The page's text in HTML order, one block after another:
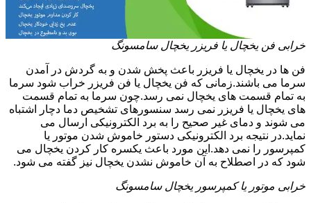
خرابی فن یخچال یا فریزر یخچال سامسونگ
فن ها در یخچال یا فریزر باعث پخش شدن و به گردش در آمدن
سرما می باشند.زمانی که فن یخچال یا فن فریزر خراب شود سرما
به تمام قسمت های یخچال نمی رسد.چون سرما به تمام قسمت
های یخچال یا فریزر نمی رسد سنسورهای تشخیص دما دچار اشتباه
می شوند و دمای غیر صحیح را به برد الکترونیکی ارسال می
نماید.در نتیجه برد الکترونیکی دستور خاموش شدن موتور یا
کمپرسور را نمی دهد.این مورد باعث یکسره کار کردن یخچال می
شود که در اصطلاح به آن خاموش نشدن یخچال نیز گفته می شود.
خرابی موتور یا کمپرسور یخچال سامسونگ